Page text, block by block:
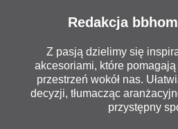
Redakcja
Z pasją dzielimy się
akcesoriami, które
przestrzeń wokół nas.
decyzji, tłumacząc
przystępny